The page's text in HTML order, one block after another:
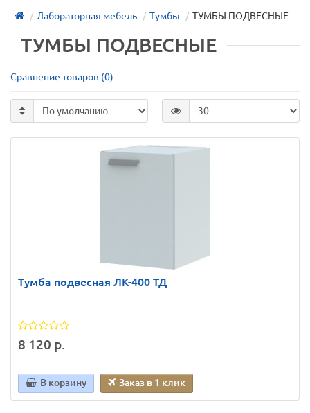
Лабораторная мебель Тумбы ТУМБЫ ПОДВЕСНЫЕ
ТУМБЫ ПОДВЕСНЫЕ
Сравнение товаров (0)
Тумба подвесная ЛК-400 ТД
8 120 р.
В корзину Заказ в 1 клик